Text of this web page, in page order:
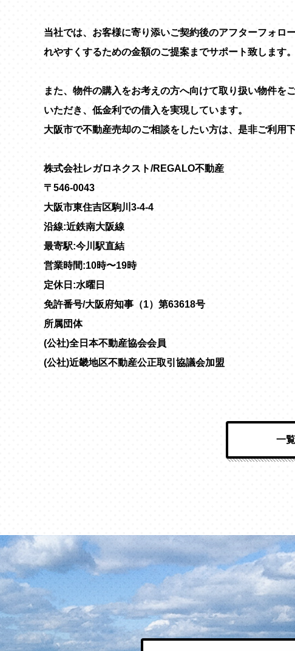
当社では、お客様に寄り添いご契約後のアフターフォロ
れやすくするための金額のご提案までサポート致します。
また、物件の購入をお考えの方へ向けて取り扱い物件を
いただき、低金利での借入を実現しています。
大阪市で不動産売却のご相談をしたい方は、是非ご利用下
株式会社レガロネクスト/REGALO不動産
〒546-0043
大阪市東住吉区駒川3-4-4
沿線:近鉄南大阪線
最寄駅:今川駅直結
営業時間:10時〜19時
定休日:水曜日
免許番号/大阪府知事（1）第63618号
所属団体
(公社)全日本不動産協会会員
(公社)近畿地区不動産公正取引協議会加盟
一